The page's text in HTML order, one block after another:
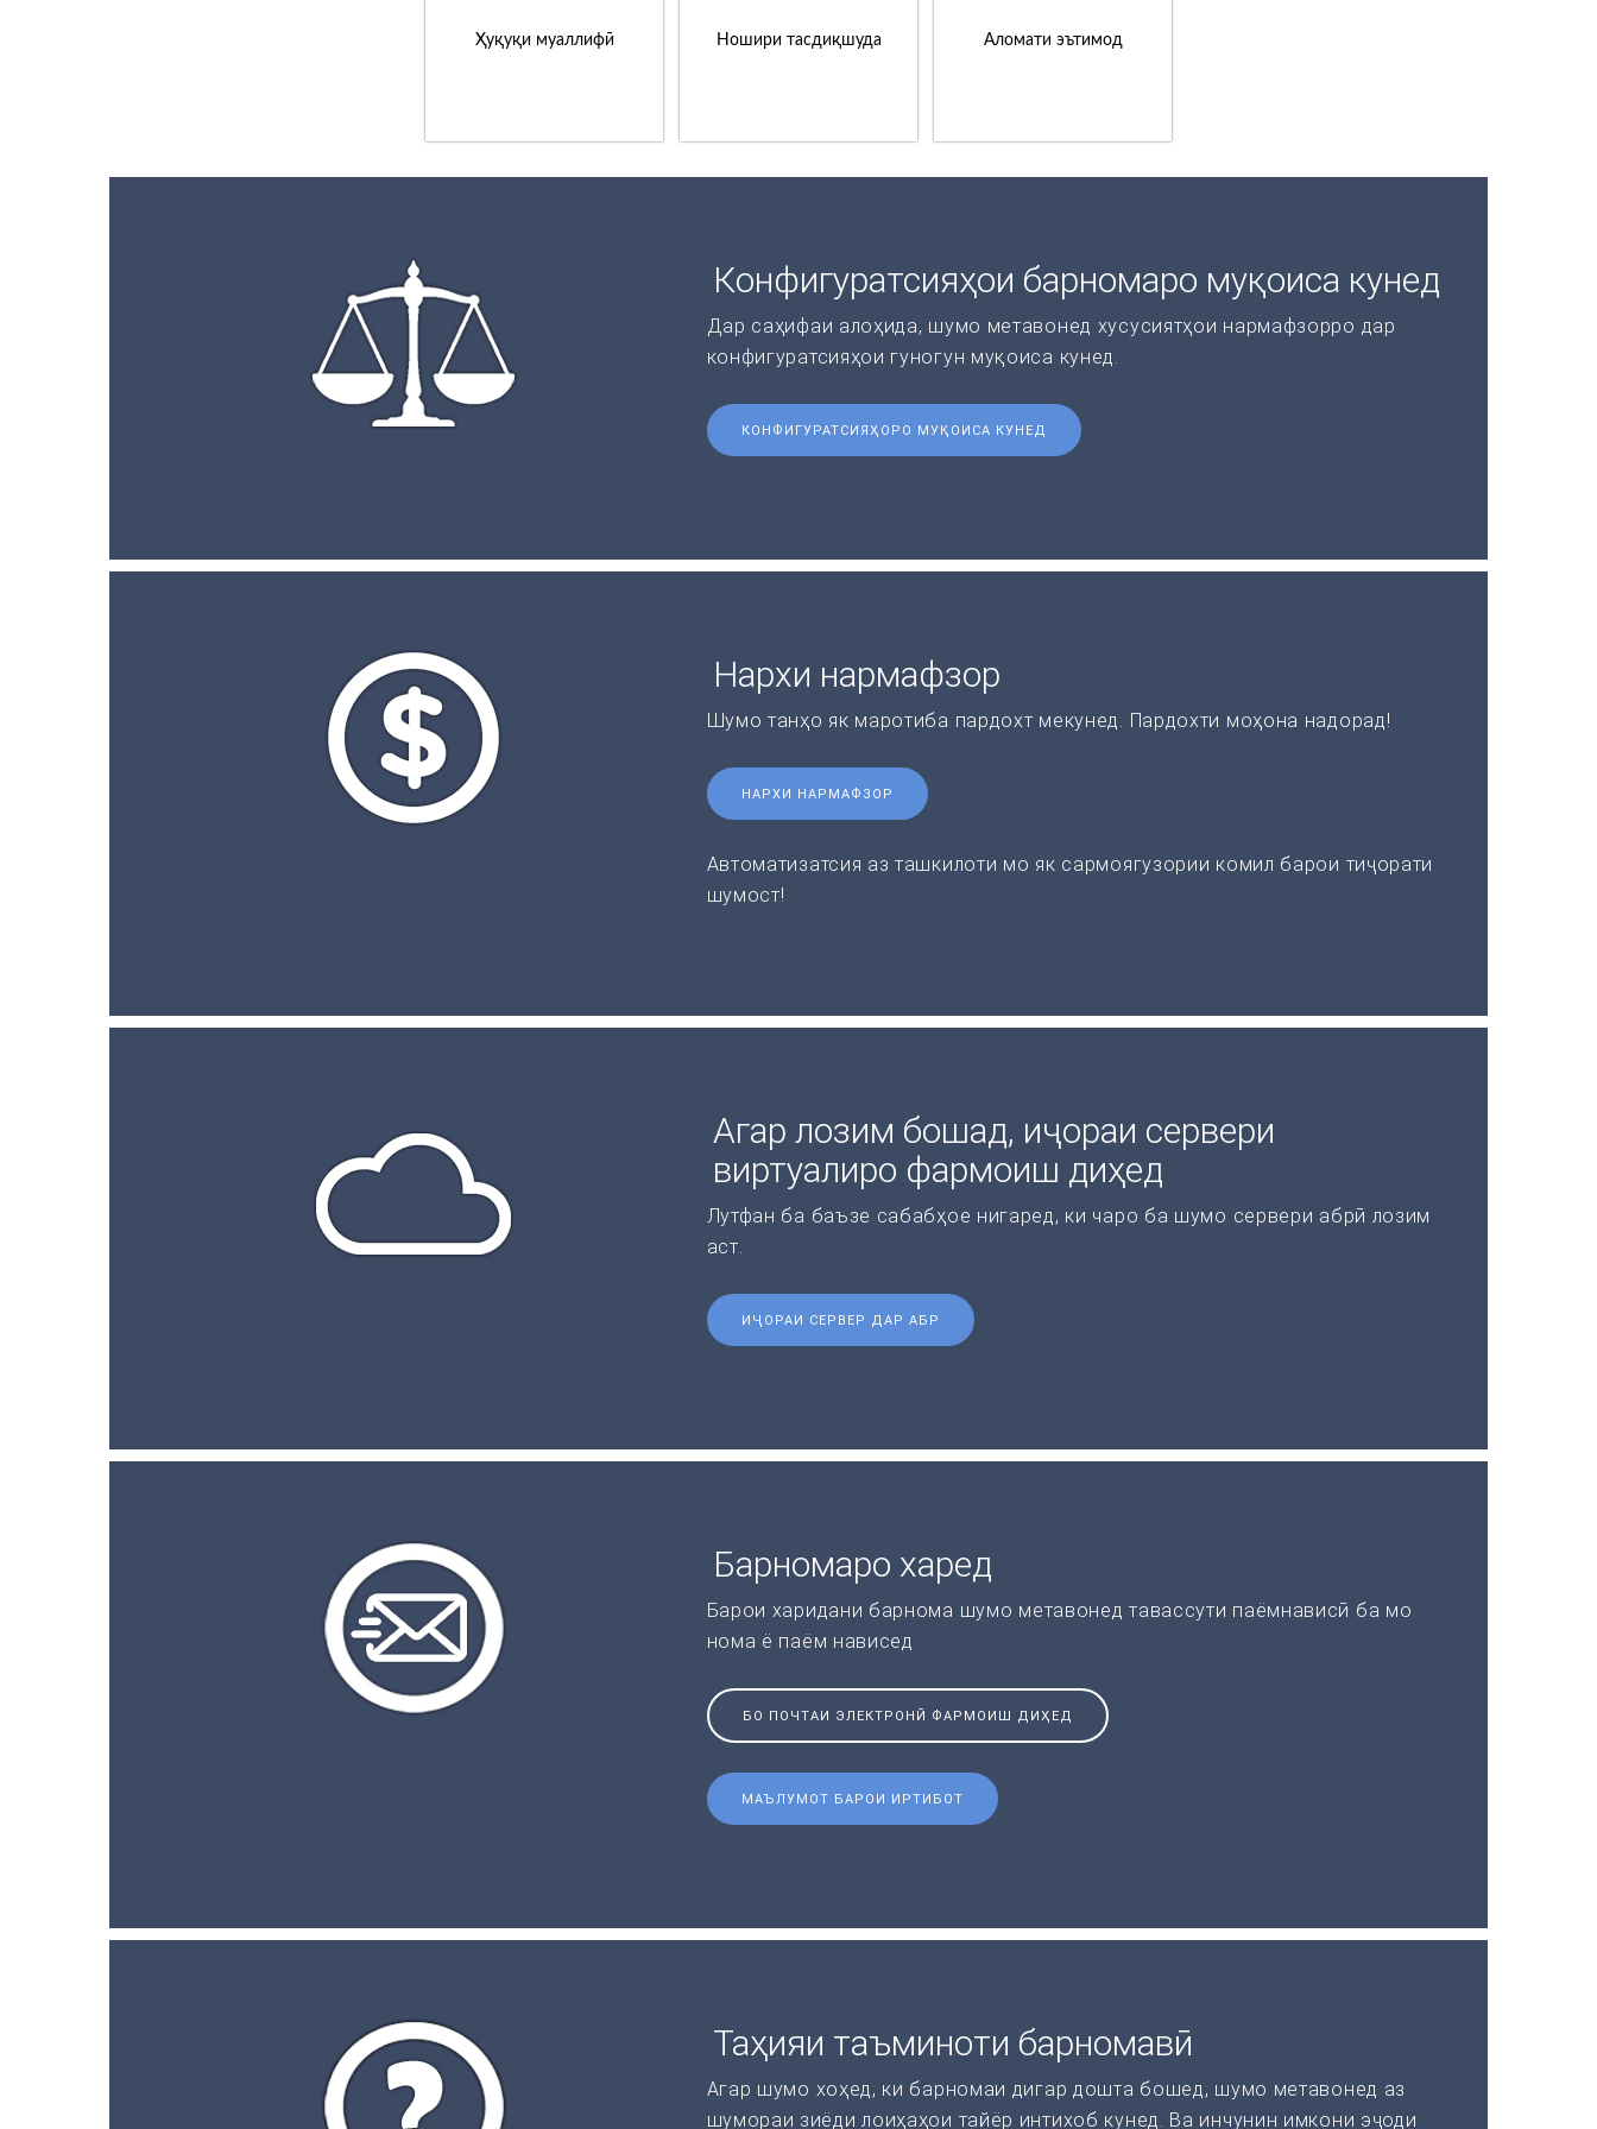
Ҳуқуқи муаллифӣ Ношири тасдиқшуда Аломати эътимод
Конфигуратсияҳои барномаро муқоиса кунед
Дар саҳифаи алоҳида, шумо метавонед хусусиятҳои нармафзорро дар
конфигуратсияҳои гуногун муқоиса кунед.
КОНФИГУРАТСИЯҲОРО МУҚОИСА КУНЕД
Нархи нармафзор
Шумо танҳо як маротиба пардохт мекунед. Пардохти моҳона надорад!
НАРХИ НАРМАФЗОР
Автоматизатсия аз ташкилоти мо як сармоягузории комил барои тиҷорати
шумост!
Агар лозим бошад, иҷораи сервери
виртуалиро фармоиш диҳед
Лутфан ба баъзе сабабҳое нигаред, ки чаро ба шумо сервери абрӣ лозим
аст.
ИҶОРАИ СЕРВЕР ДАР АБР
Барномаро харед
Барои харидани барнома шумо метавонед тавассути паёмнависӣ ба мо
нома ё паём нависед
БО ПОЧТАИ ЭЛЕКТРОНӢ ФАРМОИШ ДИҲЕД
МАЪЛУМОТ БАРОИ ИРТИБОТ
Таҳияи таъминоти барномавӣ
Агар шумо хоҳед, ки барномаи дигар дошта бошед, шумо метавонед аз
шумораи зиёди лоиҳаҳои тайёр интихоб кунед. Ва инчунин имкони эҷоди